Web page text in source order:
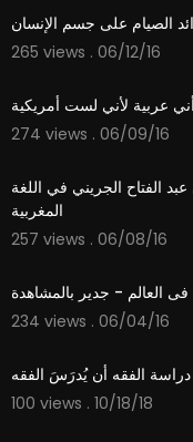
الصيام على جسم الإنسان
265 views . 06/12/16
أني عربية لأني لست أمريكية
274 views . 06/09/16
الفتاح الجريني في اللغة
المغربية
257 views . 06/08/16
العالم - جدير بالمشاهدة
234 views . 06/04/16
الفقه أن يُدرَسَ الفقه
100 views . 10/18/18